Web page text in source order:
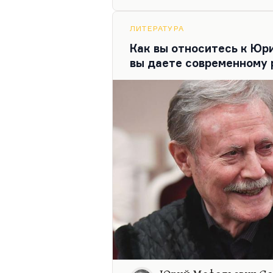
Я думаю, что в потакании
ЛИТЕРАТУРА
Как вы относитесь к
вы даете современному